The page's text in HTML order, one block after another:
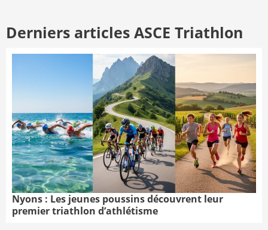
Derniers articles ASCE Triathlon
Nyons : Les jeunes poussins découvrent leur
premier triathlon d’athlétisme